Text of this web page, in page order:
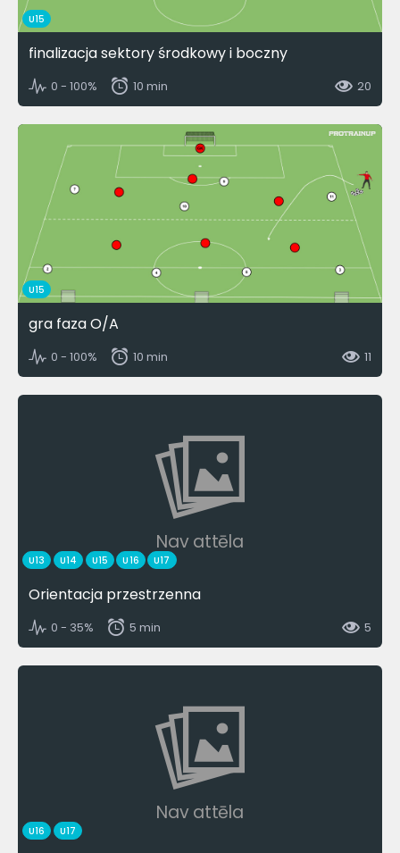
U15
finalizacja sektory środkowy i boczny
0 - 100% 10 min 20
U15
gra faza O/A
0 - 100% 10 min 11
Nav attēla
U13 U14 U15 U16 U17
Orientacja przestrzenna
0 - 35% 5 min 5
Nav attēla
U16 U17